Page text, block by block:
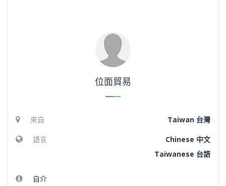
位面貿易
來自 Taiwan 台灣
語言
Chinese 中文
Taiwanese 台語
自介